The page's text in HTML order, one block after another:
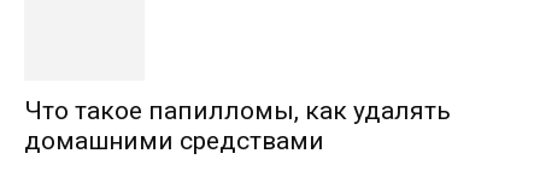
Что такое папилломы, как удалять
домашними средствами